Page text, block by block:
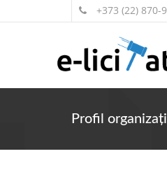
+373 (22) 870-
Profil